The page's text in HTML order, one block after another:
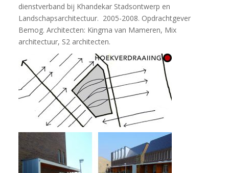
dienstverband bij Khandekar Stadsontwerp en
Landschapsarchitectuur. 2005-2008. Opdrachtgever
Bemog. Architecten: Kingma van Mameren, Mix
architectuur, S2 architecten.